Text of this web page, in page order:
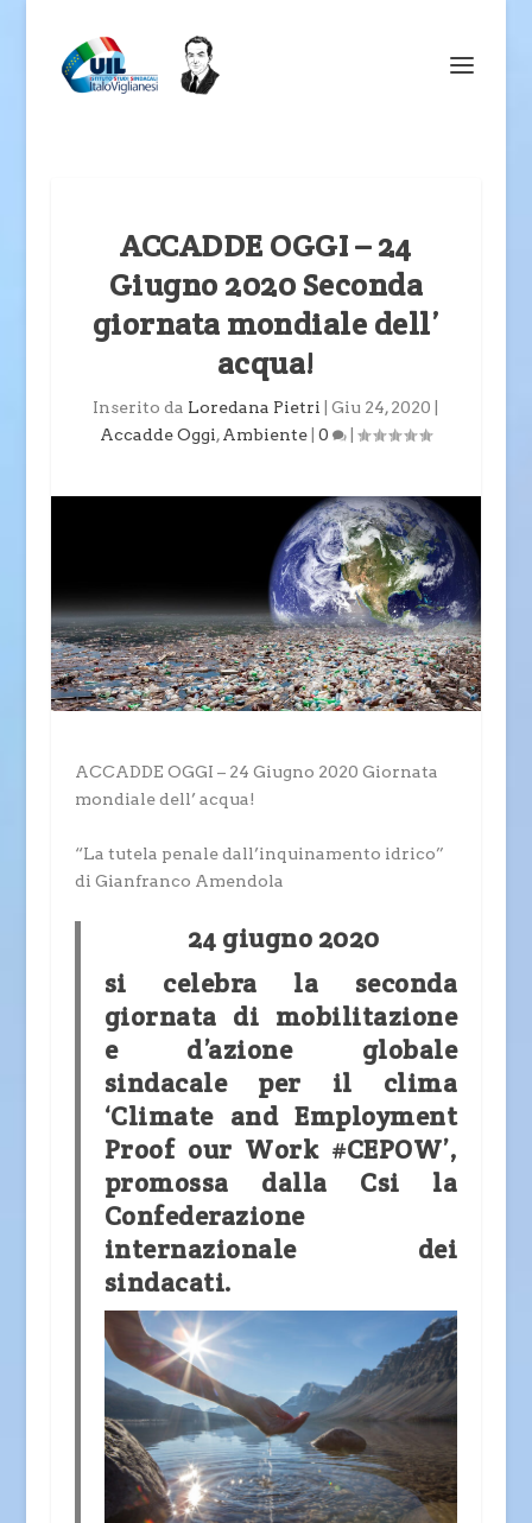
ACCADDE OGGI – 24
Giugno 2020 Seconda
giornata mondiale dell’
acqua!
Inserito da Loredana Pietri |Giu 24, 2020
Accadde Oggi, Ambiente |0 |
ACCADDE OGGI – 24 Giugno 2020 Giornata
mondiale dell’ acqua!
“La tutela penale dall’inquinamento idrico”
di Gianfranco Amendola
24 giugno 2020
si celebra la seconda
giornata di mobilitazione
e d’azione globale
sindacale per il clima
‘Climate and Employment
Proof our Work #CEPOW’,
promossa dalla Csi la
Confederazione
internazionale dei
sindacati.